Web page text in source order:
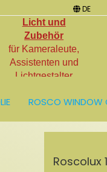
DE
Licht und
Zubehör
für Kameraleute,
Assistenten und
Lichtgestalter
ROSCO WINDOW
Ros­co­lux